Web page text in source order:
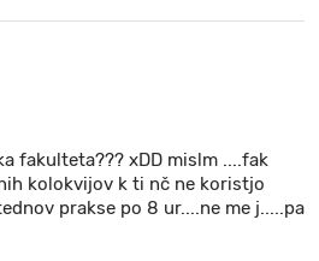
fakulteta??? xDD mislm ....fak
kolokvijov k ti nč ne koristjo
prakse po 8 ur....ne me j.....pa